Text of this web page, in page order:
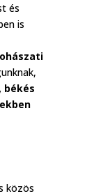
és
is
közös